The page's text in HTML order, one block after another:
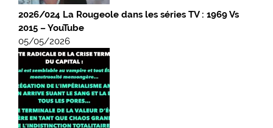
2026/024 La Rougeole dans les séries TV : 1969 Vs
2015 – YouTube
05/05/2026